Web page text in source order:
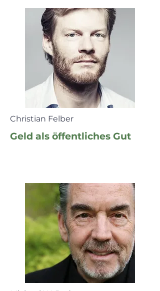
Christian Felber
Geld als öffentliches Gut